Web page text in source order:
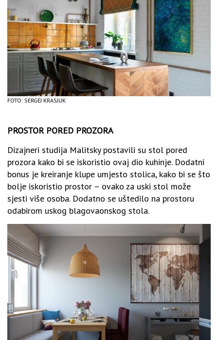
FOTO: SERGEJ KRASJUK
PROSTOR PORED PROZORA
Dizajneri studija Malitsky postavili su stol pored
prozora kako bi se iskoristio ovaj dio kuhinje. Dodatni
bonus je kreiranje klupe umjesto stolica, kako bi se što
bolje iskoristio prostor – ovako za uski stol može
sjesti više osoba. Dodatno se uštedilo na prostoru
odabirom uskog blagovaonskog stola.